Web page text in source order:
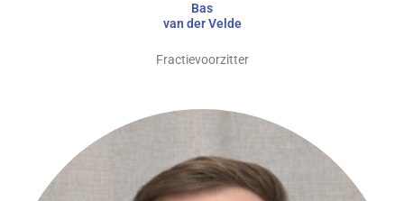
Bas
van der Velde
Fractievoorzitter